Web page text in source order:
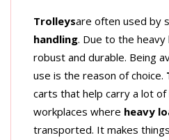
Trolleysare often used by
handling. Due to the
robust and durable. Being
use is the reason of choice.
carts that help carry a lot of
workplaces where heavy
transported. It makes